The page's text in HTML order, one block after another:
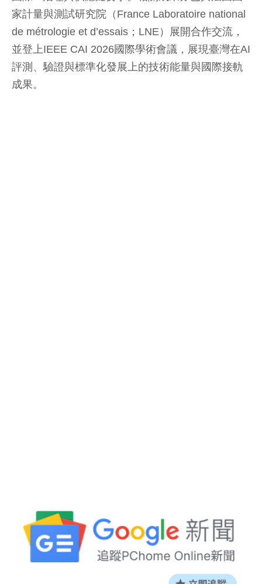
家計量與測試研究院（France Laboratoire national
de métrologie et d’essais；LNE）展開合作交流，
並登上IEEE CAI 2026國際學術會議，展現臺灣在AI
評測、驗證與標準化發展上的技術能量與國際接軌
成果。